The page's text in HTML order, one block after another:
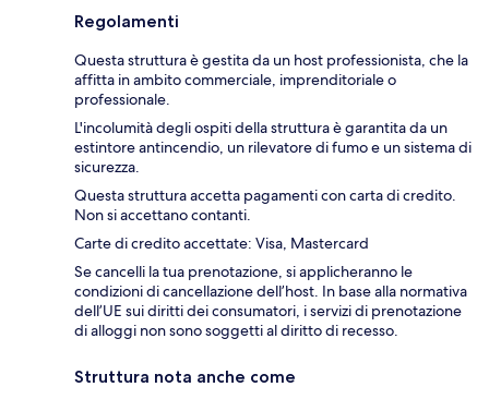
Regolamenti
Questa struttura è gestita da un host professionista, che la
affitta in ambito commerciale, imprenditoriale o
professionale.
L'incolumità degli ospiti della struttura è garantita da un
estintore antincendio, un rilevatore di fumo e un sistema di
sicurezza.
Questa struttura accetta pagamenti con carta di credito.
Non si accettano contanti.
Carte di credito accettate: Visa, Mastercard
Se cancelli la tua prenotazione, si applicheranno le
condizioni di cancellazione dell’host. In base alla normativa
dell’UE sui diritti dei consumatori, i servizi di prenotazione
di alloggi non sono soggetti al diritto di recesso.
Struttura nota anche come